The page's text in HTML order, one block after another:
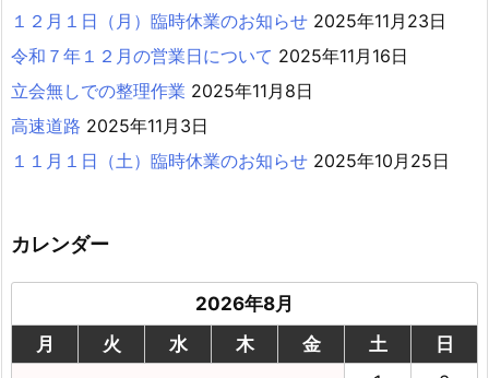
１２月１日（月）臨時休業のお知らせ 2025年11月23日
令和７年１２月の営業日について 2025年11月16日
立会無しでの整理作業 2025年11月8日
高速道路 2025年11月3日
１１月１日（土）臨時休業のお知らせ 2025年10月25日
カレンダー
2026年8月
月
火 水 木 金 土
日